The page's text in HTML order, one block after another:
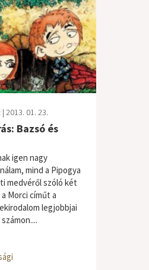
| 2013. 01. 23.
Bazsó és
igen nagy
mind a Pipogya
medvéről szóló két
Morci címűt a
legjobbjai